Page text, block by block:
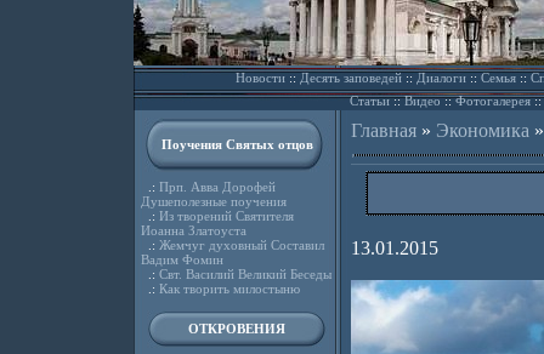
Новости::Десять заповедей::Диалоги::Семья::
Статьи::Видео ::Фотогалерея::
Поучения Святых отцов
.: Прп. Авва Дорофей
Душеполезные поучения
.: Из творений Святителя
Иоанна Златоуста
.: Жемчуг духовный Составил
Вадим Фомин
.: Свт. Василий Великий Беседы
.: Как творить милостыню
ОТКРОВЕНИЯ
Главная» Экономика
13.01.2015